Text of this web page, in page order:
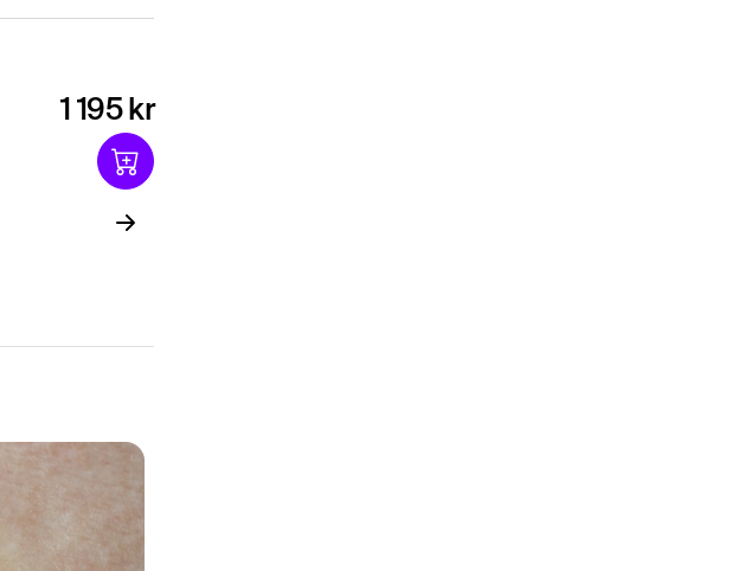
1 195 kr